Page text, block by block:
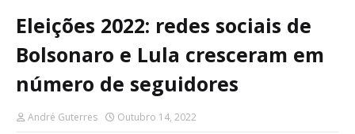
Eleições 2022: redes sociais de
Bolsonaro e Lula cresceram em
número de seguidores
André Guterres Outubro 14, 2022